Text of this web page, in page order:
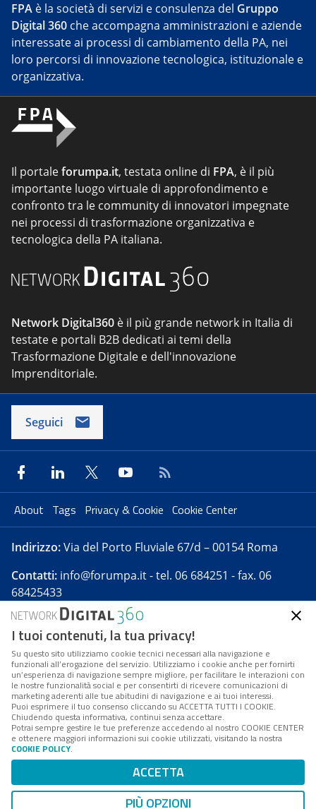
FPA è la società di servizi e consulenza del Gruppo
Digital 360 che accompagna amministrazioni e aziende
interessate ai processi di cambiamento della PA, nei
loro percorsi di innovazione tecnologica, istituzionale e
organizzativa.
Il portaleforumpa.it, testata online di FPA, è il più
importante luogo virtuale di approfondimento e
confronto tra le community di innovatori impegnate
nei processi di trasformazione organizzativa e
tecnologica della PA italiana.
Network Digital360 è il più grande network in Italia di
testate e portali B2B dedicati ai temi della
Trasformazione Digitale e dell'innovazione
Imprenditoriale.
Seguici
About Tags Privacy & Cookie Cookie Center
Indirizzo:Via del Porto Fluviale 67/d – 00154 Roma
Contatti: info@forumpa.it- tel. 06 684251 - fax. 06
68425433
Forumpa.itè una pubblicazione telematica iscritta
presso Registro della stampa del Tribunale di Roma -
Reg. n. 182 del 2 maggio 2008 - Direttore resp. Michela
Stentella
FPA s.r.l. è società soggetta a Direzione e
Coordinamento da parte di Digital360 S.p.A. - FPA s.r.l.
è un'azienda certificata per il sistema di management
Codice Fiscale/Partita IVA n. 10693191008 - R.E.A. Roma
n. 1249791. ISP AWS
Mappa del sito
I tuoi contenuti, la tua privacy!
Su questo sito utilizziamo cookie tecnici necessari alla navigazione e
funzionali all’erogazione del servizio. Utilizziamo i cookie anche per fornirti
un’esperienza di navigazione sempre migliore, per facilitare le interazioni con
le nostre funzionalità social e per consentirti di ricevere comunicazioni di
marketing aderenti alle tue abitudini di navigazione e ai tuoi interessi.
Puoi esprimere il tuo consenso cliccando su ACCETTA TUTTI I COOKIE.
Chiudendo questa informativa, continui senza accettare.
Potrai sempre gestire le tue preferenze accedendo al nostro COOKIE CENTER
e ottenere maggiori informazioni sui cookie utilizzati, visitando la nostra
COOKIE POLICY.
ACCETTA
PIÙ OPZIONI